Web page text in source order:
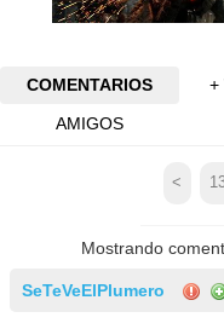
COMENTARIOS
+
AMIGOS
<
Mostrando
SeTeVeElPlumero